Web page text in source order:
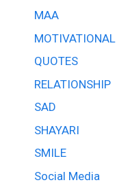
MAA
MOTIVATIONAL
QUOTES
RELATIONSHIP
SAD
SHAYARI
SMILE
Social Media